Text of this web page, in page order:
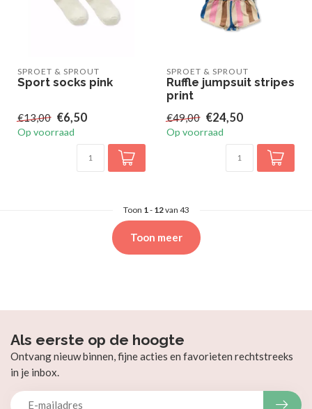
SPROET & SPROUT
Sport socks pink
€13,00 €6,50
Op voorraad
SPROET & SPROUT
Ruffle jumpsuit stripes
print
€49,00 €24,50
Op voorraad
Toon 1- 12van 43
Toon meer
Als eerste op de hoogte
Ontvang nieuw binnen, fijne acties en favorieten rechtstreeks
in je inbox.